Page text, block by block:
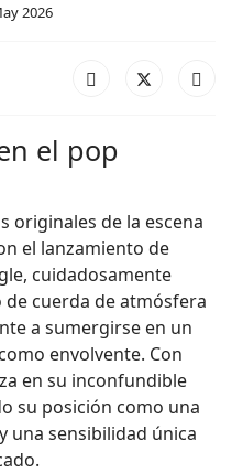
2026
el pop
originales de la escena
el lanzamiento de
cuidadosamente
cuerda de atmósfera
a sumergirse en un
envolvente. Con
en su inconfundible
su posición como una
una sensibilidad única